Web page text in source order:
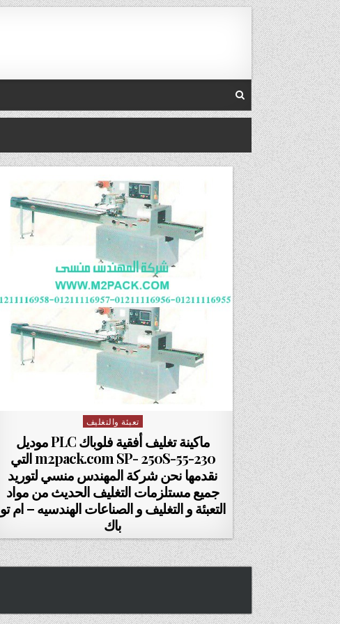
Skip to content
Posted in
تعبئة والتغليف
ماكينة تغليف أفقية فلوباك PLC موديل
m2pack.com SP- 250S-55-230 التي
نقدمها نحن شركة المهندس منسي لتوريد
جميع مستلزمات التغليف الحديث من مواد
التعبئة و التغليف و الصناعات الهندسيه – ام تو
باك